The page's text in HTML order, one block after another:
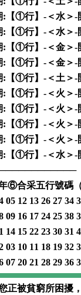
:【①行】-＜水＞-
:【①行】-＜水＞-
:【①行】-＜金＞-
:【①行】-＜金＞-
:【①行】-＜土＞-
:【①行】-＜火＞-
:【①行】-＜火＞-
:【①行】-＜火＞-
:【①行】-＜火＞-
:【①行】-＜水＞-
⑥合采五行號碼
05 12 13 26 27 34
09 16 17 24 25 38
14 15 22 23 30 31
03 10 11 18 19 32
07 20 21 28 29 36
正被貧窮所困擾